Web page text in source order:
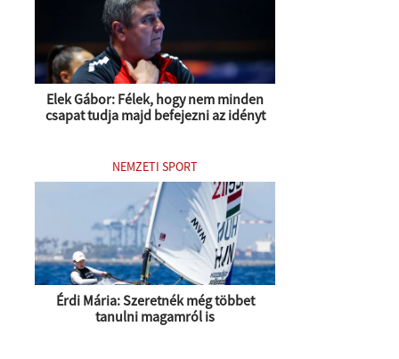
Elek Gábor: Félek, hogy nem minden
csapat tudja majd befejezni az idényt
NEMZETI SPORT
Érdi Mária: Szeretnék még többet
tanulni magamról is